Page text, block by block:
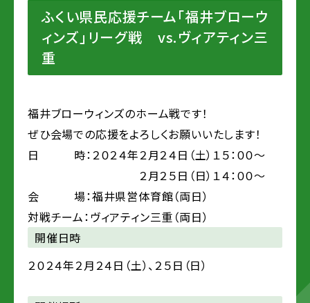
ふくい県民応援チーム「福井ブローウ
ィンズ」リーグ戦 vs.ヴィアティン三
重
福井ブローウィンズのホーム戦です！
ぜひ会場での応援をよろしくお願いいたします！
日 時：２０２４年２月２４日（土）１５：００～
２月２５日（日）１４：００～
会 場：福井県営体育館（両日）
対戦チーム：ヴィアティン三重（両日）
開催日時
２０２４年２月２４日（土）、２５日（日）